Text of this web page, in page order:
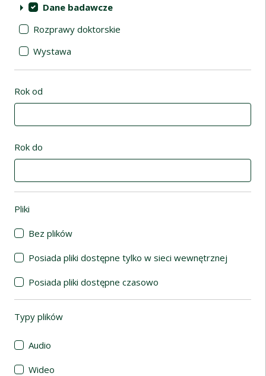
Dane badawcze
Rozprawy doktorskie
Wystawa
Rok od
Rok do
Pliki
Bez plików
Posiada pliki dostępne tylko w sieci wewnętrznej
Posiada pliki dostępne czasowo
Typy plików
Audio
Wideo